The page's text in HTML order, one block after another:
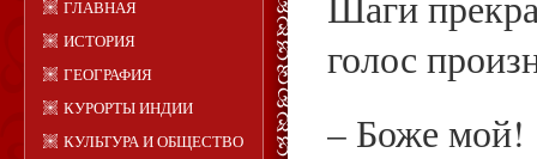
ГЛАВНАЯ
ИСТОРИЯ
ГЕОГРАФИЯ
КУРОРТЫ ИНДИИ
КУЛЬТУРА И ОБЩЕСТВО
голос
– Боже мой!